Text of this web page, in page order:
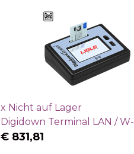
x Nicht auf Lager
Digidown Terminal LAN /
€ 831,81